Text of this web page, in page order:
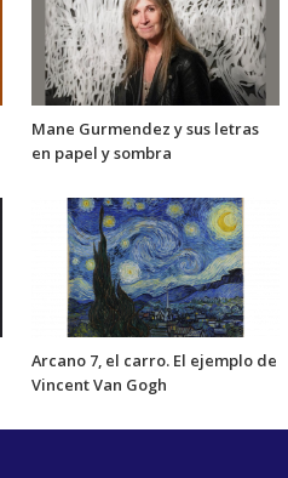
Mane Gurmendez y sus letras
en papel y sombra
Arcano 7, el carro. El ejemplo de
Vincent Van Gogh